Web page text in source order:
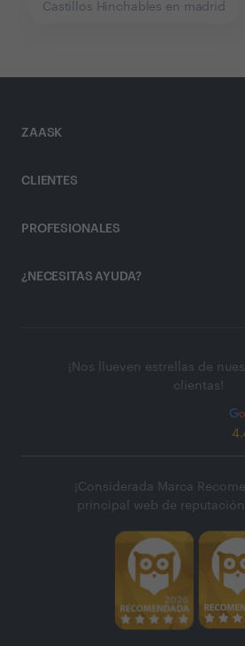
Castillos Hinchables en madrid
ZAASK
CLIENTES
PROFESIONALES
¿NECESITAS AYUDA?
¡Nos llueven estrellas de
clientas!
¡Considerada Marca
principal web de